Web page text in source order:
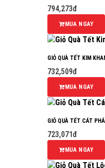
794,273đ
MUA NGAY
GIỎ QUÀ TẾT KIM
732,509đ
MUA NGAY
GIỎ QUÀ TẾT CÁT
723,071đ
MUA NGAY